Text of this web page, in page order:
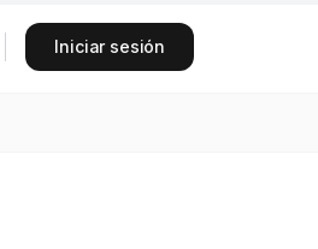
Iniciar sesión